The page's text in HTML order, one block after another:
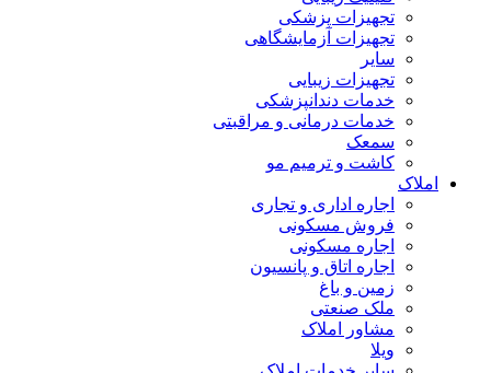
تجهیزات پزشکی
تجهیزات آزمایشگاهی
سایر
تجهیزات زیبایی
خدمات دندانپزشکی
خدمات درمانی و مراقبتی
سمعک
کاشت و ترمیم مو
املاک
اجاره اداری و تجاری
فروش مسکونی
اجاره مسکونی
اجاره اتاق و پانسیون
زمین و باغ
ملک صنعتی
مشاور املاک
ویلا